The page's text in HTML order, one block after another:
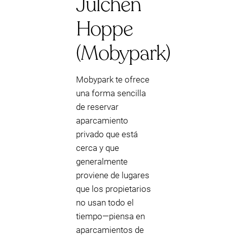
Hoppe
(Mobypark)
Mobypark te ofrece
una forma sencilla
de reservar
aparcamiento
privado que está
cerca y que
generalmente
proviene de lugares
que los propietarios
no usan todo el
tiempo—piensa en
aparcamientos de